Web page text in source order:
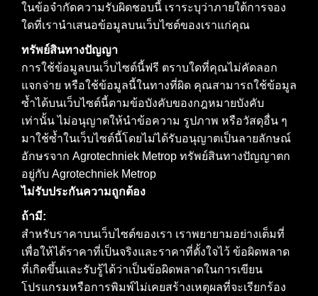
ในข้อจำกัดความรับผิดชอบนี้ เราระบุว่าภายใต้การจอง
ใดที่เรานำเสนอข้อมูลบนเว็บไซต์ของเราแก่คุณ
ทรัพย์สินทางปัญญา
การใช้ข้อมูลบนเว็บไซต์นี้ฟรี ตราบใดที่คุณไม่คัดลอก
แจกจ่าย หรือใช้ข้อมูลนี้ในทางที่ผิด คุณสามารถใช้ข้อมูล
ซ้ำได้บนเว็บไซต์นี้ตามข้อบังคับของกฎหมายบังคับ
เท่านั้น ไม่อนุญาตให้นำข้อความ รูปภาพ หรือวัสดุอื่น ๆ
มาใช้ซ้ำในเว็บไซต์นี้โดยไม่ได้รับอนุญาตเป็นลายลักษณ์
อักษรจาก Agrotechniek Metrop ทรัพย์สินทางปัญญาตก
อยู่กับ Agrotechniek Metrop
ไม่รับประกันความถูกต้อง
ถ้ามี:
สำหรับราคาบนเว็บไซต์ของเรา เราพยายามอย่างเต็มที่
เพื่อให้ได้ราคาที่เป็นจริงและราคาที่ตั้งใจไว้ ข้อผิดพลาด
ที่เกิดขึ้นและรับรู้ได้ว่าเป็นข้อผิดพลาดในการเขียน
โปรแกรมหรือการพิมพ์ไม่เคยสร้างเหตุผลที่จะเรียกร้อง